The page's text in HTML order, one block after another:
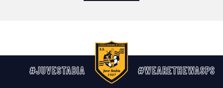
#JUVESTABIA #WEARETHEWASPS